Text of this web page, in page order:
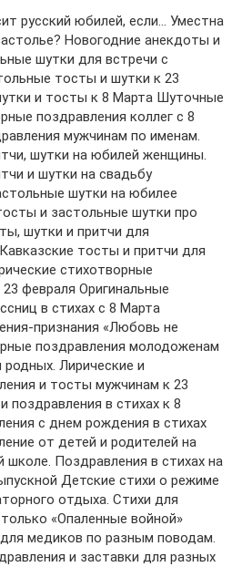
русский юбилей, если… Уместна
Новогодние анекдоты и
шутки для встречи с
тосты и шутки к 23
и тосты к 8 Марта Шуточные
поздравления коллег с 8
мужчинам по именам.
шутки на юбилей женщины.
и шутки на свадьбу
шутки на юбилее
и застольные шутки про
шутки и притчи для
тосты и притчи для
стихотворные
февраля Оригинальные
в стихах с 8 Марта
признания «Любовь не
поздравления молодоженам
Лирические и
и тосты мужчинам к 23
в стихах к 8
с днем рождения в стихах
от детей и родителей на
школе. Поздравления в стихах на
Детские стихи о режиме
отдыха. Стихи для
«Опаленные войной»
медиков по разным поводам.
и заставки для разных